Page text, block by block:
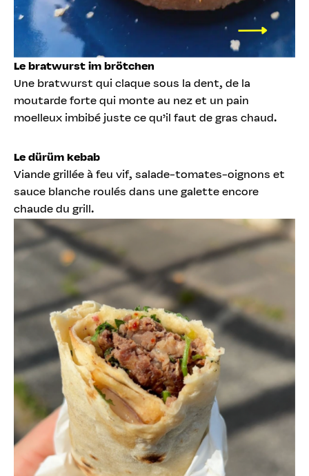
Le bratwurst im brötchen
Une bratwurst qui claque sous la dent, de la
moutarde forte qui monte au nez et un pain
moelleux imbibé juste ce qu’il faut de gras chaud.
Le dürüm kebab
Viande grillée à feu vif, salade-tomates-oignons et
sauce blanche roulés dans une galette encore
chaude du grill.